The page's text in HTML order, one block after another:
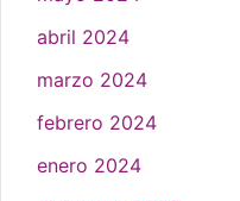
abril 2024
marzo 2024
febrero 2024
enero 2024